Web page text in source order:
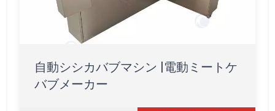
自動シシカバブマシン |電動ミートケ
バブメーカー